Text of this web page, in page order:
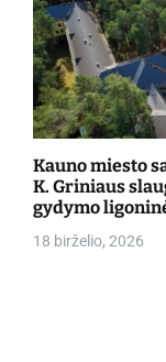
Kauno miesto
K. Griniaus
gydymo
18 birželio, 2026